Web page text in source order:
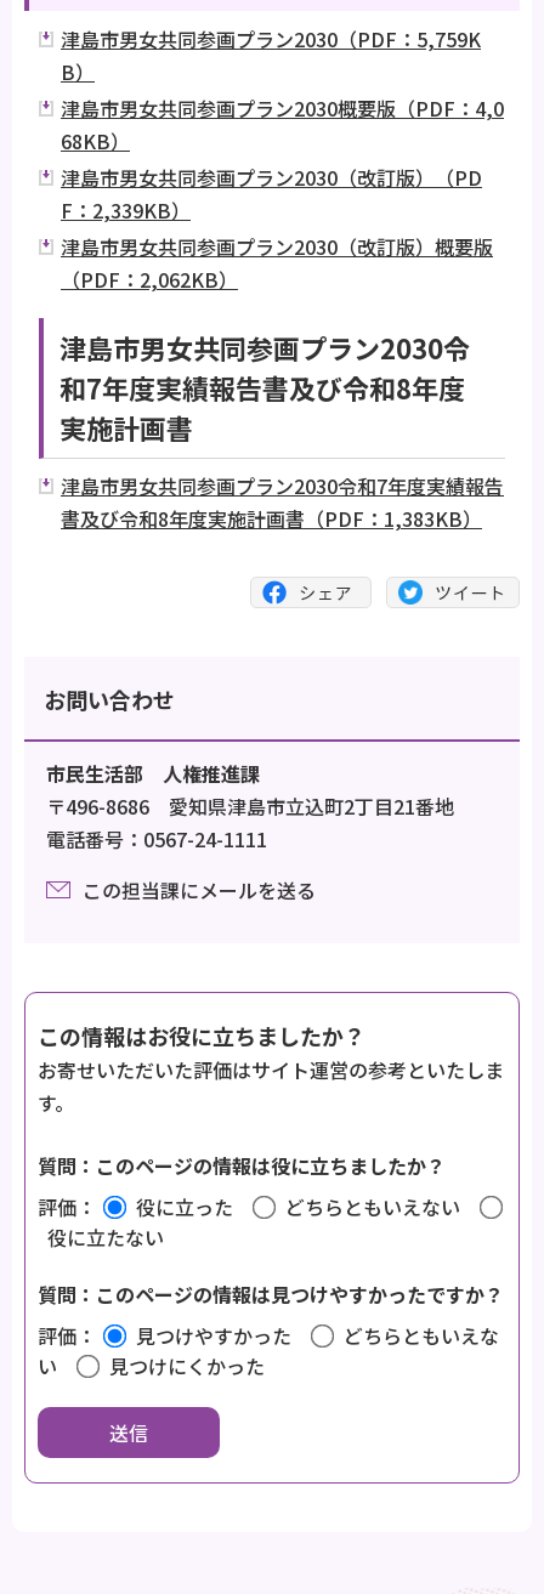
津島市男女共同参画プラン2030（PDF：5,759K
B）
津島市男女共同参画プラン2030概要版（PDF：4,0
68KB）
津島市男女共同参画プラン2030（改訂版）（PD
F：2,339KB）
津島市男女共同参画プラン2030（改訂版）概要版
（PDF：2,062KB）
津島市男女共同参画プラン2030令
和7年度実績報告書及び令和8年度
実施計画書
津島市男女共同参画プラン2030令和7年度実績報告
書及び令和8年度実施計画書（PDF：1,383KB）
お問い合わせ
市民生活部 人権推進課
〒496-8686 愛知県津島市立込町2丁目21番地
電話番号：0567-24-1111
この担当課にメールを送る
この情報はお役に立ちましたか？
お寄せいただいた評価はサイト運営の参考といたしま
す。
質問：このページの情報は役に立ちましたか？
評価：
役に立った
どちらともいえない
役に立たない
質問：このページの情報は見つけやすかったですか？
評価：
見つけやすかった
どちらともいえな
い
見つけにくかった